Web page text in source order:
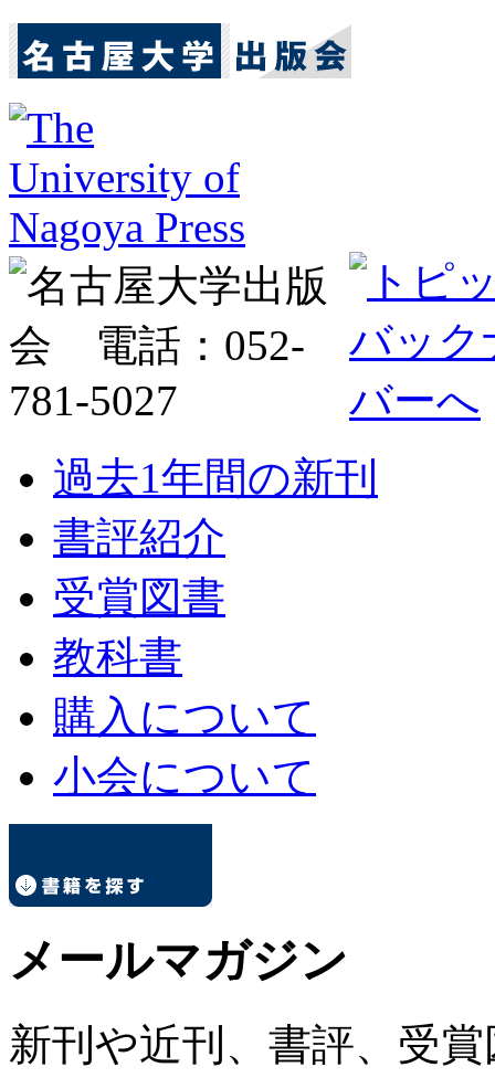
過去1年間の新刊
書評紹介
受賞図書
教科書
購入について
小会について
メールマガジン
新刊や近刊、書評、受